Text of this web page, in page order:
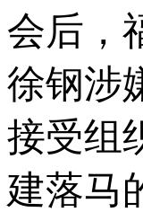
会后，
徐钢涉
接受组
建落马